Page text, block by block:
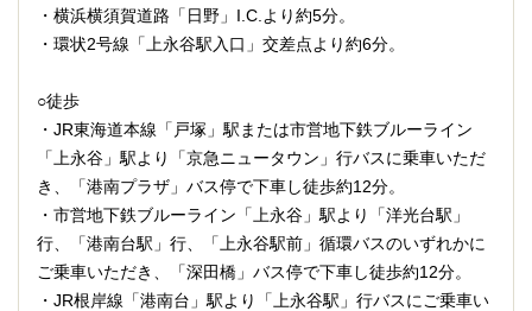
・横浜横須賀道路「日野」I.C.より約5分。
・環状2号線「上永谷駅入口」交差点より約6分。
○徒歩
・JR東海道本線「戸塚」駅または市営地下鉄ブルーライン
「上永谷」駅より「京急ニュータウン」行バスに乗車いただ
き、「港南プラザ」バス停で下車し徒歩約12分。
・市営地下鉄ブルーライン「上永谷」駅より「洋光台駅」
行、「港南台駅」行、「上永谷駅前」循環バスのいずれかに
ご乗車いただき、「深田橋」バス停で下車し徒歩約12分。
・JR根岸線「港南台」駅より「上永谷駅」行バスにご乗車い